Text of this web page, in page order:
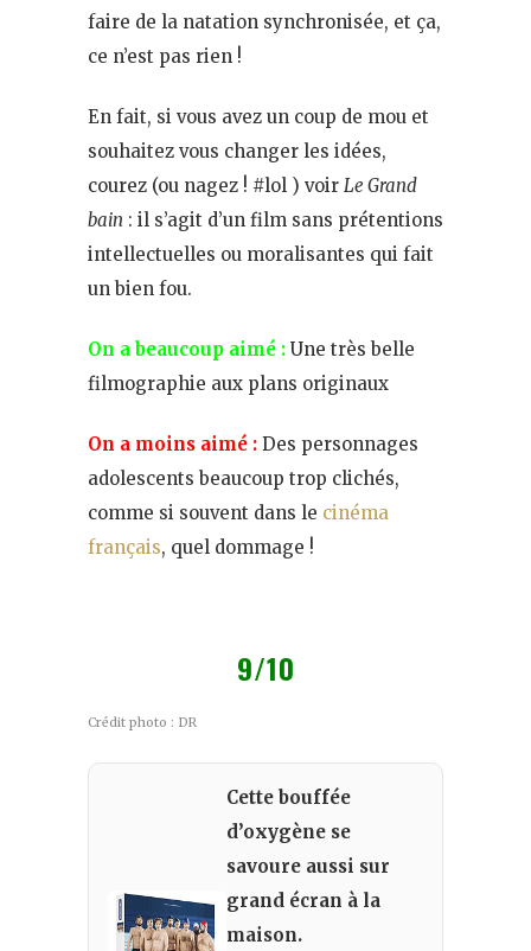
faire de la natation synchronisée, et ça,
ce n’est pas rien !
En fait, si vous avez un coup de mou et
souhaitez vous changer les idées,
courez (ou nagez ! #lol ) voir Le Grand
bain : il s’agit d’un film sans prétentions
intellectuelles ou moralisantes qui fait
un bien fou.
On a beaucoup aimé : Une très belle
filmographie aux plans originaux
On a moins aimé : Des personnages
adolescents beaucoup trop clichés,
comme si souvent dans le cinéma
français, quel dommage !
9/10
Crédit photo : DR
Cette bouffée
d’oxygène se
savoure aussi sur
grand écran à la
maison.